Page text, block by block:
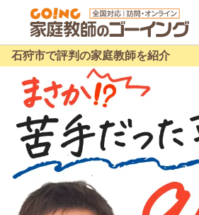
石狩市で評判の家庭教師を紹介